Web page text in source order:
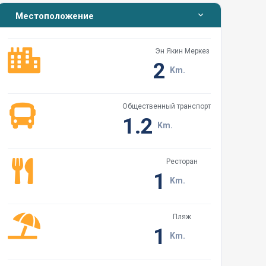
Местоположение
Эн Якин Меркез
2 Km.
Общественный транспорт
1.2 Km.
Ресторан
1 Km.
Пляж
1 Km.